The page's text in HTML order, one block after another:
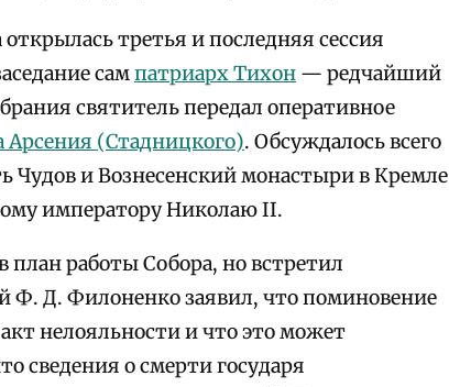
третья и последняя сессия
сампатриарх Тихон — редчайший
святитель передал оперативное
(Стадницкого). Обсуждалось всего
Чудов и Вознесенский монастыри в Кремле
императору Николаю II.
план работы Собора, но встретил
Ф. Д. Филоненко заявил, что поминовение
нелояльности и что это может
сведения о смерти государя